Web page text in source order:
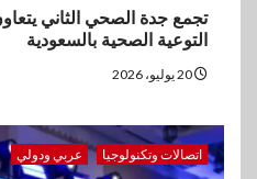
تجمع جدة الصحي الثاني
التوعية الصحية بالسعودية
اتصالات وتكنولوجيا عربي ودولي